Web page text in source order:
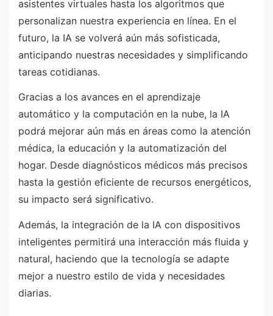
asistentes virtuales hasta los algoritmos que
personalizan nuestra experiencia en línea. En el
futuro, la IA se volverá aún más sofisticada,
anticipando nuestras necesidades y simplificando
tareas cotidianas.
Gracias a los avances en el aprendizaje
automático y la computación en la nube, la IA
podrá mejorar aún más en áreas como la atención
médica, la educación y la automatización del
hogar. Desde diagnósticos médicos más precisos
hasta la gestión eficiente de recursos energéticos,
su impacto será significativo.
Además, la integración de la IA con dispositivos
inteligentes permitirá una interacción más fluida y
natural, haciendo que la tecnología se adapte
mejor a nuestro estilo de vida y necesidades
diarias.